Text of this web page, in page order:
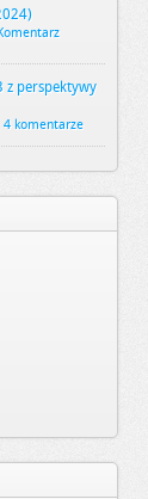
z perspektywy
4 komentarze